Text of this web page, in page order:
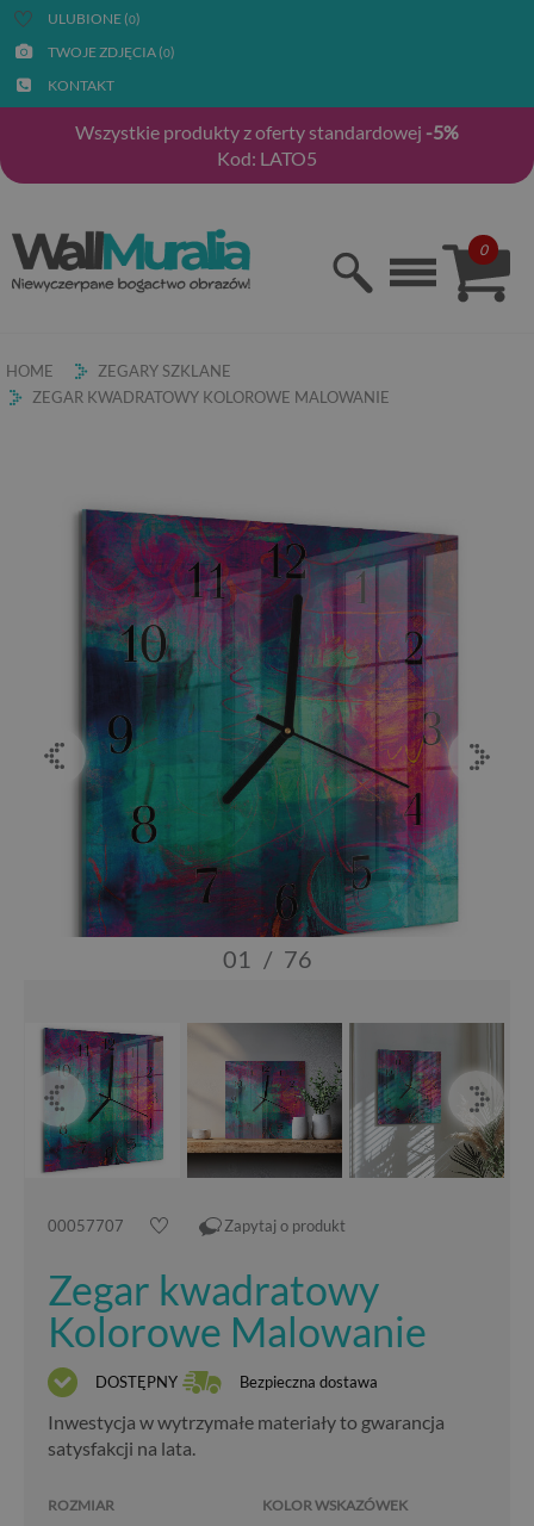
ULUBIONE (0)
TWOJE ZDJĘCIA (0)
KONTAKT
Wszystkie produkty z oferty standardowej -5%
Kod: LATO5
0
HOME
ZEGARY SZKLANE
ZEGAR KWADRATOWY KOLOROWE MALOWANIE
01 / 76
00057707 Zapytaj o produkt
Zegar kwadratowy
Kolorowe Malowanie
DOSTĘPNY Bezpieczna dostawa
Inwestycja w wytrzymałe materiały to gwarancja
satysfakcji na lata.
ROZMIAR KOLOR WSKAZÓWEK